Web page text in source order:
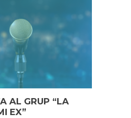
AL GRUP “LA
EX”